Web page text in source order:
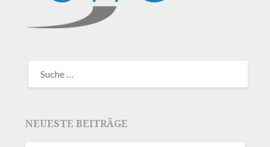
NEUESTE BEITRÄGE